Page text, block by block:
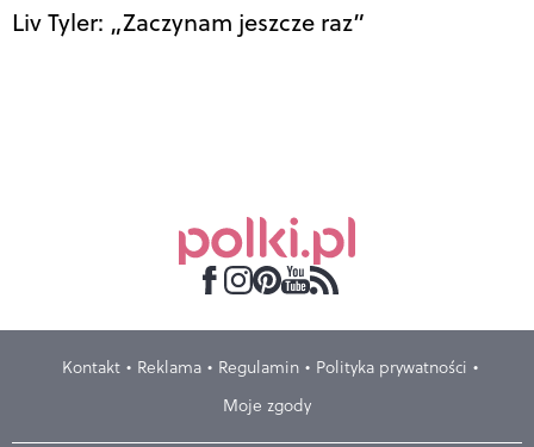
Liv Tyler: „Zaczynam jeszcze raz”
Kontakt Reklama Regulamin
Polityka prywatności
Moje zgody